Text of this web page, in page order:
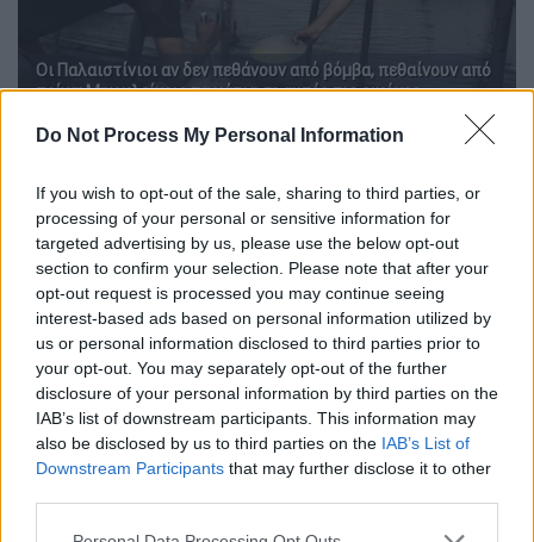
Do Not Process My Personal Information
If you wish to opt-out of the sale, sharing to third parties, or
processing of your personal or sensitive information for
targeted advertising by us, please use the below opt-out
section to confirm your selection. Please note that after your
opt-out request is processed you may continue seeing
interest-based ads based on personal information utilized by
us or personal information disclosed to third parties prior to
your opt-out. You may separately opt-out of the further
disclosure of your personal information by third parties on the
IAB’s list of downstream participants. This information may
also be disclosed by us to third parties on the IAB’s List of
Downstream Participants that may further disclose it to other
Please note that this website/app uses one or more Google
Οι Παλαιστίνιοι αν δεν πεθάνουν από βόμβα, πεθαίνουν από
πείνα: Μην κλείνεις τα μάτια σε αυτές τις εικόνες
«Αυτοί που δεν πιστεύουν, ελάτε να
δείτε πώς πεθαίνουν τα παιδιά της
Γάζας»
Ο20χρονος Αντνάν,αδελφός του Ναΐμ,
επικεντρώνεται στη φροντίδα των άλλων
αδελφών του. Κάθε πρωί σηκώνεται στις
5:30 π.μ και περπατά ανάμεσα στα ερείπια
της Γάζας για να βρει σημεία διανομής
συσσιτίωνενώ ο πόλεμος μαίνεται σε
κοντινή απόσταση.
Τ’ ορκίζομαι, δεν έχω αλάτιστο σπίτι, τ’